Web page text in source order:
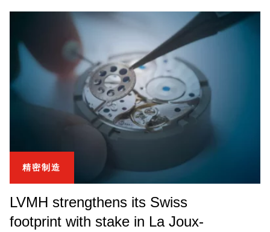
精密制造
LVMH strengthens its Swiss
footprint with stake in La Joux-